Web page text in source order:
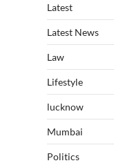
Latest
Latest News
Law
Lifestyle
lucknow
Mumbai
Politics